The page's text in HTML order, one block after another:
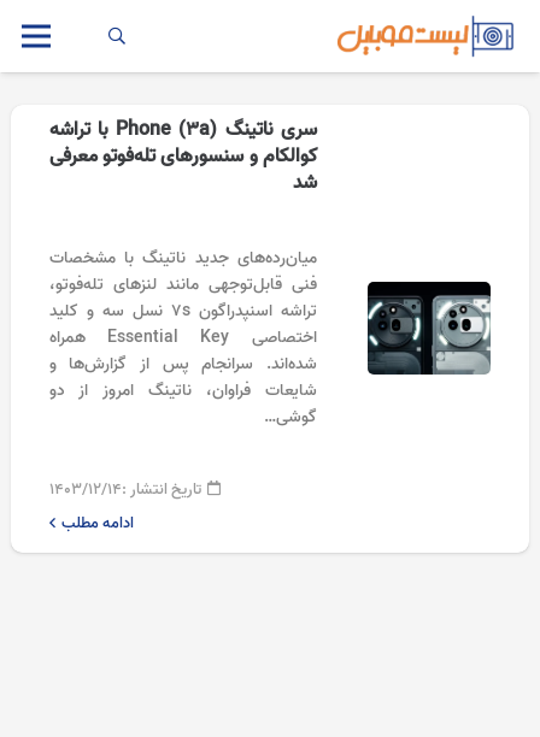
سری ناتینگ Phone (3a) با تراشه
کوالکام و سنسورهای تله‌فوتو معرفی
شد
میان‌رده‌های جدید ناتینگ با مشخصات
فنی قابل‌توجهی مانند لنز‌های تله‌فوتو،
تراشه اسنپدراگون 7s نسل سه و کلید
اختصاصی Essential Key همراه
شده‌اند. سرانجام پس از گزارش‌ها و
شایعات فراوان، ناتینگ امروز از دو
گوشی…
تاریخ انتشار :۱۴۰۳/۱۲/۱۴
ادامه مطلب